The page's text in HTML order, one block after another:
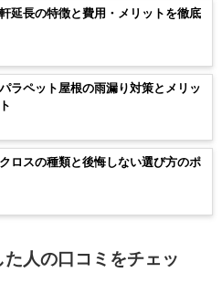
延長の特徴と費用・メリットを徹底
ラペット屋根の雨漏り対策とメリッ
ロスの種類と後悔しない選び方のポ
人の口コミをチェッ